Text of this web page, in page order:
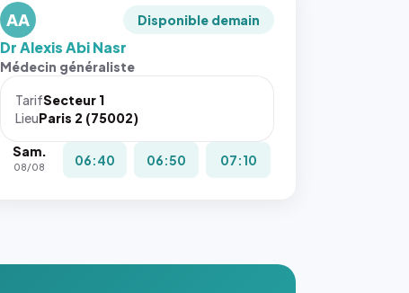
AA Disponible demain
Dr Alexis Abi Nasr
Médecin généraliste
TarifSecteur 1
LieuParis 2 (75002)
Sam.
08/08 06:40 06:50 07:10